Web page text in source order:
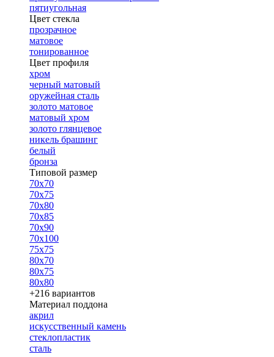
пятиугольная
Цвет стекла
прозрачное
матовое
тонированное
Цвет профиля
хром
черный матовый
оружейная сталь
золото матовое
матовый хром
золото глянцевое
никель брашинг
белый
бронза
Типовой размер
70х70
70х75
70х80
70х85
70х90
70х100
75х75
80х70
80х75
80х80
+216 вариантов
Материал поддона
акрил
искусственный камень
стеклопластик
сталь